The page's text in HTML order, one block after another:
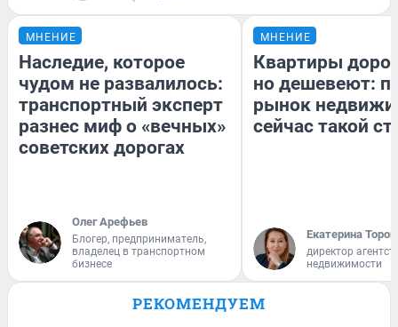
МНЕНИЕ
Наследие, которое
чудом не развалилось:
транспортный эксперт
разнес миф о «вечных»
советских дорогах
Олег Арефьев
Блогер, предприниматель,
владелец в транспортном
бизнесе
МНЕНИЕ
Квартиры
но дешевеют:
рынок
сейчас такой
Екатерина
директор
недвижимости
РЕКОМЕНДУЕМ